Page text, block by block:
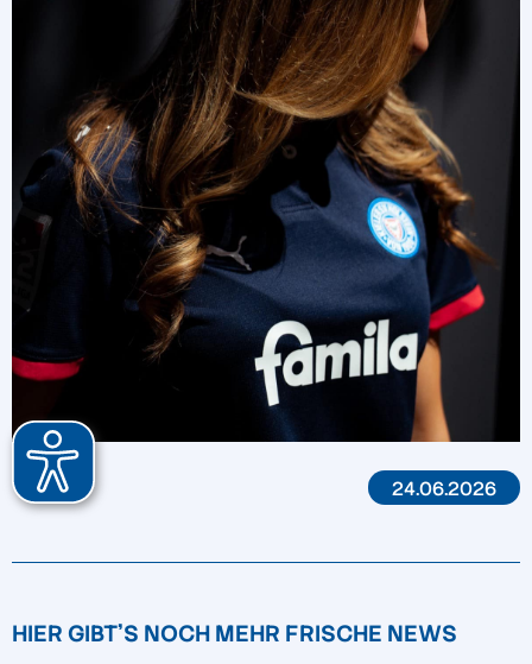
24.06.2026
HIER GIBT'S NOCH MEHR FRISCHE NEWS